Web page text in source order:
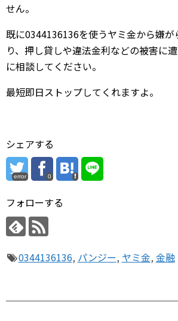
せん。
既に0344136136を使うヤミ金から嫌が
り、押し貸しや違法金利などの被害に
に相談してください。
最短即日ストップしてくれますよ。
シェアする
error 0
フォローする
0344136136, パンジー, ヤミ金, 金融